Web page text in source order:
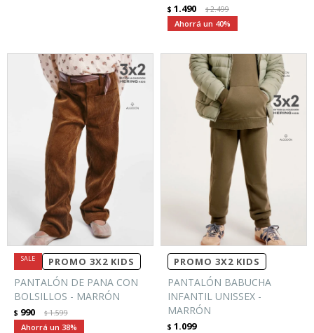
$ 1.490 $2.499
40
PROMO 3X2 KIDS
PANTALÓN DE PANA CON
BOLSILLOS - MARRÓN
$ 990 $1.599
38
PROMO 3X2 KIDS
PANTALÓN BABUCHA
INFANTIL UNISSEX -
MARRÓN
$ 1.099